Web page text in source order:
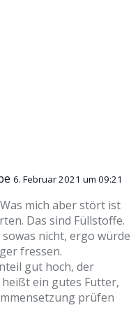
6. Februar 2021 um 09:21
mich aber stört ist
Das sind Füllstoffe.
nicht, ergo würde
fressen.
gut hoch, der
ein gutes Futter,
prüfen